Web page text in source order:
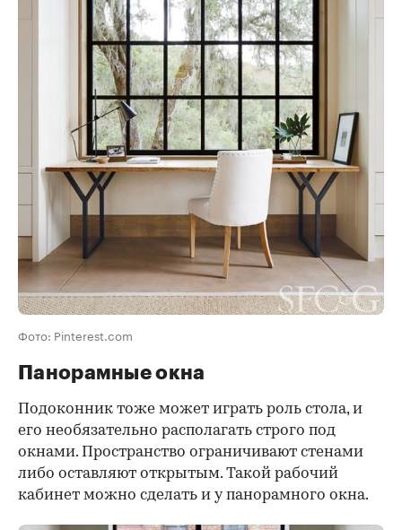
Фото: Pinterest.com
Панорамные окна
Подоконник тоже может играть роль стола, и
его необязательно располагать строго под
окнами. Пространство ограничивают стенами
либо оставляют открытым. Такой рабочий
кабинет можно сделать и у панорамного окна.